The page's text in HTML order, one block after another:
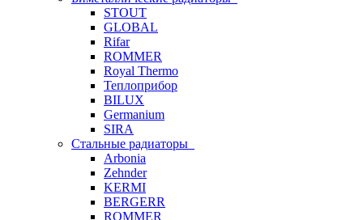
STOUT
GLOBAL
Rifar
ROMMER
Royal Thermo
Теплоприбор
BILUX
Germanium
SIRA
Стальные радиаторы
Arbonia
Zehnder
KERMI
BERGERR
ROMMER